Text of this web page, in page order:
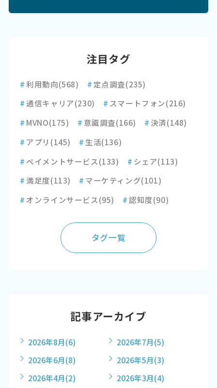
注目タグ
#利用動向(568) # 定点調査(235)
#通信キャリア(230) # スマートフォン(216)
# MVNO(175) # 意識調査(166) # 決済(148)
# アプリ (145) # 生活(136)
# ペイメントサービス(133) # シェア(113)
#満足度(113) # マーケティング(101)
# オンラインサービス(95) #認知度(90)
タグ一覧
記事アーカイブ
2026年8月(6) 2026年7月(5)
2026年6月(8) 2026年5月(3)
2026年4月(2) 2026年3月(4)